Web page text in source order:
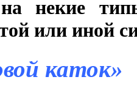
на некие
или иной
каток»